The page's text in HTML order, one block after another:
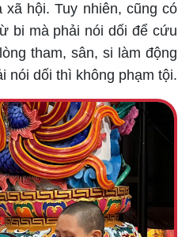
hội. Tuy nhiên, cũng có
bi mà phải nói dối để cứu
tham, sân, si làm động
nói dối thì không phạm tội.